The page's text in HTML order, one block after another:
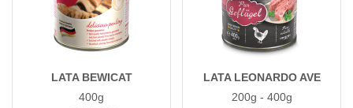
LATA BEWICAT
400g
LATA LEONARDO AVE
200g - 400g